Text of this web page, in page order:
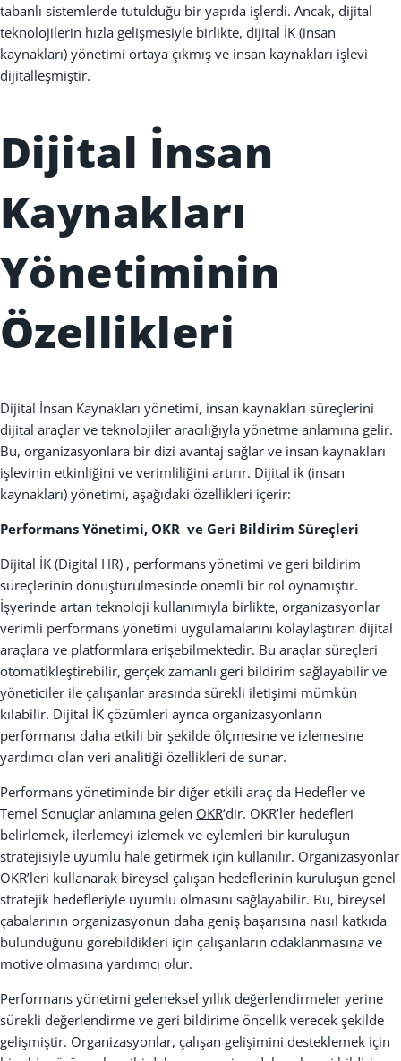
tabanlı sistemlerde tutulduğu bir yapıda işlerdi. Ancak, dijital
teknolojilerin hızla gelişmesiyle birlikte, dijital İK (insan
kaynakları) yönetimi ortaya çıkmış ve insan kaynakları işlevi
dijitalleşmiştir.
Dijital İnsan
Kaynakları
Yönetiminin
Özellikleri
Dijital İnsan Kaynakları yönetimi, insan kaynakları süreçlerini
dijital araçlar ve teknolojiler aracılığıyla yönetme anlamına gelir.
Bu, organizasyonlara bir dizi avantaj sağlar ve insan kaynakları
işlevinin etkinliğini ve verimliliğini artırır. Dijital ik (insan
kaynakları) yönetimi, aşağıdaki özellikleri içerir:
Performans Yönetimi, OKR ve Geri Bildirim Süreçleri
Dijital İK (Digital HR) , performans yönetimi ve geri bildirim
süreçlerinin dönüştürülmesinde önemli bir rol oynamıştır.
İşyerinde artan teknoloji kullanımıyla birlikte, organizasyonlar
verimli performans yönetimi uygulamalarını kolaylaştıran dijital
araçlara ve platformlara erişebilmektedir. Bu araçlar süreçleri
otomatikleştirebilir, gerçek zamanlı geri bildirim sağlayabilir ve
yöneticiler ile çalışanlar arasında sürekli iletişimi mümkün
kılabilir. Dijital İK çözümleri ayrıca organizasyonların
performansı daha etkili bir şekilde ölçmesine ve izlemesine
yardımcı olan veri analitiği özellikleri de sunar.
Performans yönetiminde bir diğer etkili araç da Hedefler ve
Temel Sonuçlar anlamına gelen OKR‘dir. OKR’ler hedefleri
belirlemek, ilerlemeyi izlemek ve eylemleri bir kuruluşun
stratejisiyle uyumlu hale getirmek için kullanılır. Organizasyonlar
OKR’leri kullanarak bireysel çalışan hedeflerinin kuruluşun genel
stratejik hedefleriyle uyumlu olmasını sağlayabilir. Bu, bireysel
çabalarının organizasyonun daha geniş başarısına nasıl katkıda
bulunduğunu görebildikleri için çalışanların odaklanmasına ve
motive olmasına yardımcı olur.
Performans yönetimi geleneksel yıllık değerlendirmeler yerine
sürekli değerlendirme ve geri bildirime öncelik verecek şekilde
gelişmiştir. Organizasyonlar, çalışan gelişimini desteklemek için